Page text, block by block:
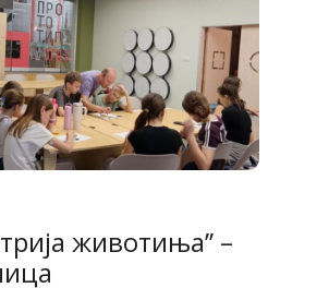
животиња’’ –